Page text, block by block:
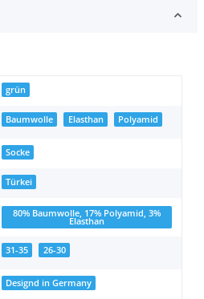
grün
Baumwolle Elasthan Polyamid
Socke
Türkei
80% Baumwolle, 17% Polyamid, 3%
Elasthan
31-35 26-30
Designd in Germany